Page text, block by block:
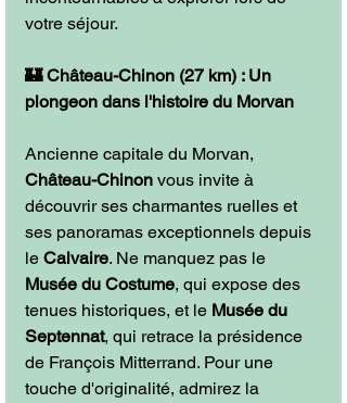
votre séjour.
🏰 Château-Chinon (27 km) : Un
plongeon dans l'histoire du Morvan
Ancienne capitale du Morvan,
Château-Chinon vous invite à
découvrir ses charmantes ruelles et
ses panoramas exceptionnels depuis
le Calvaire. Ne manquez pas le
Musée du Costume, qui expose des
tenues historiques, et le Musée du
Septennat, qui retrace la présidence
de François Mitterrand. Pour une
touche d'originalité, admirez la